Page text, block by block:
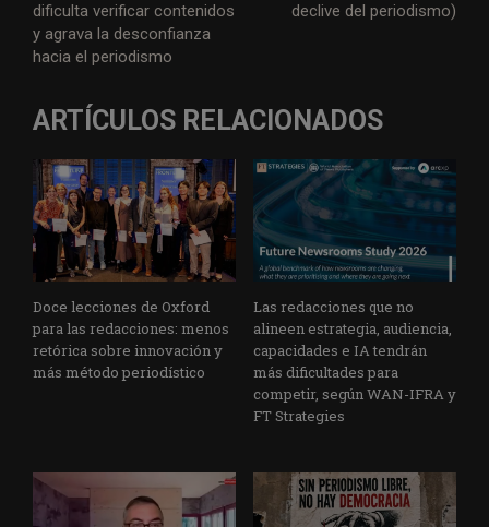
dificulta verificar contenidos
y agrava la desconfianza
hacia el periodismo
declive del periodismo)
ARTÍCULOS RELACIONADOS
Doce lecciones de Oxford
para las redacciones: menos
retórica sobre innovación y
más método periodístico
Las redacciones que no
alineen estrategia, audiencia,
capacidades e IA tendrán
más dificultades para
competir, según WAN-IFRA y
FT Strategies